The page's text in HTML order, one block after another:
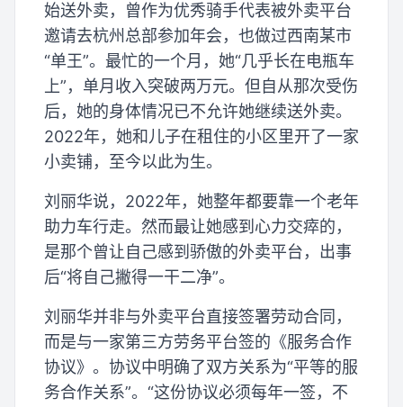
始送外卖，曾作为优秀骑手代表被外卖平台
邀请去杭州总部参加年会，也做过西南某市
“单王”。最忙的一个月，她“几乎长在电瓶车
上”，单月收入突破两万元。但自从那次受伤
后，她的身体情况已不允许她继续送外卖。
2022年，她和儿子在租住的小区里开了一家
小卖铺，至今以此为生。
刘丽华说，2022年，她整年都要靠一个老年
助力车行走。然而最让她感到心力交瘁的，
是那个曾让自己感到骄傲的外卖平台，出事
后“将自己撇得一干二净”。
刘丽华并非与外卖平台直接签署劳动合同，
而是与一家第三方劳务平台签的《服务合作
协议》。协议中明确了双方关系为“平等的服
务合作关系”。“这份协议必须每年一签，不